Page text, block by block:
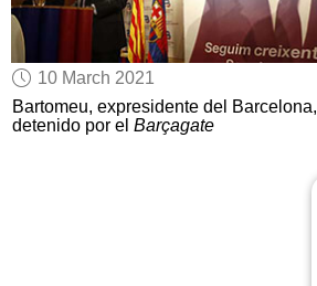
10 March 2021
Bartomeu, expresidente del Barcelona,
detenido por elBarçagate